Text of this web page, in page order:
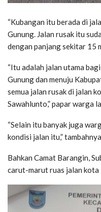
“Kubangan itu berada di
Gunung. Jalan rusak itu
dengan panjang sekitar 15
“Itu adalah jalan utama
Gunung dan menuju
semua jalan rusak di jalan
Sawahlunto,” papar warga
“Selain itu banyak juga
kondisi jalan itu,”
Bahkan Camat Barangin,
carut-marut ruas jalan kota